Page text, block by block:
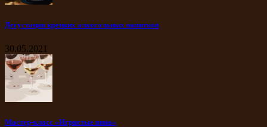
Дегустация крепких алкогольных напитков
30.05.2021
Мастер-класс «Игристые вина»